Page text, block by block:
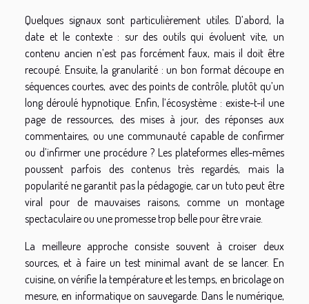
Quelques signaux sont particulièrement utiles. D’abord, la
date et le contexte : sur des outils qui évoluent vite, un
contenu ancien n’est pas forcément faux, mais il doit être
recoupé. Ensuite, la granularité : un bon format découpe en
séquences courtes, avec des points de contrôle, plutôt qu’un
long déroulé hypnotique. Enfin, l’écosystème : existe-t-il une
page de ressources, des mises à jour, des réponses aux
commentaires, ou une communauté capable de confirmer
ou d’infirmer une procédure ? Les plateformes elles-mêmes
poussent parfois des contenus très regardés, mais la
popularité ne garantit pas la pédagogie, car un tuto peut être
viral pour de mauvaises raisons, comme un montage
spectaculaire ou une promesse trop belle pour être vraie.
La meilleure approche consiste souvent à croiser deux
sources, et à faire un test minimal avant de se lancer. En
cuisine, on vérifie la température et les temps, en bricolage on
mesure, en informatique on sauvegarde. Dans le numérique,